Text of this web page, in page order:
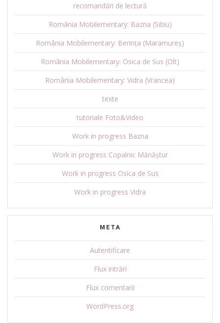
recomandări de lectură
România Mobilementary: Bazna (Sibiu)
România Mobilementary: Berința (Maramureș)
România Mobilementary: Osica de Sus (Olt)
România Mobilementary: Vidra (Vrancea)
texte
tutoriale Foto&Video
Work in progress Bazna
Work in progress Copalnic Mănăștur
Work in progress Osica de Sus
Work in progress Vidra
META
Autentificare
Flux intrări
Flux comentarii
WordPress.org